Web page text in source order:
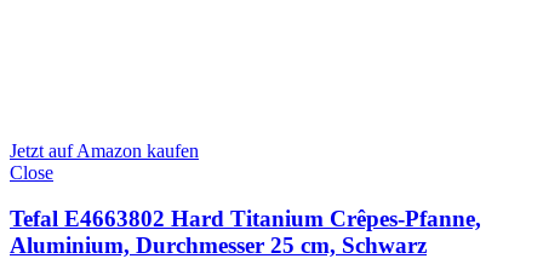
Jetzt auf Amazon kaufen
Close
Tefal E4663802 Hard Titanium Crêpes-Pfanne,
Aluminium, Durchmesser 25 cm, Schwarz